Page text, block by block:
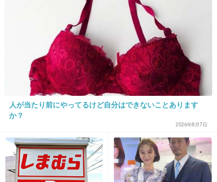
PVにも映るとか有望株って感じするけど、早々
に辞めてるのね
2017/04/29(土) 10:56:35
お父さん許されないって何？
あんまり交流なかったん？
22. 匿名2017/04/29(土) 10:56:55
人が当たり前にやってるけど自分はできないことあります
か？
2026年8月7日